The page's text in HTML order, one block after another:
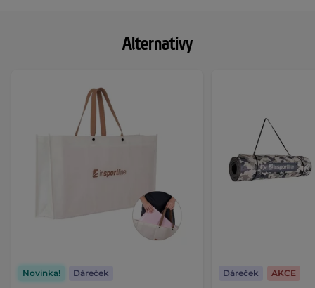
Alternativy
Novinka! Dáreček Dáreček AKCE